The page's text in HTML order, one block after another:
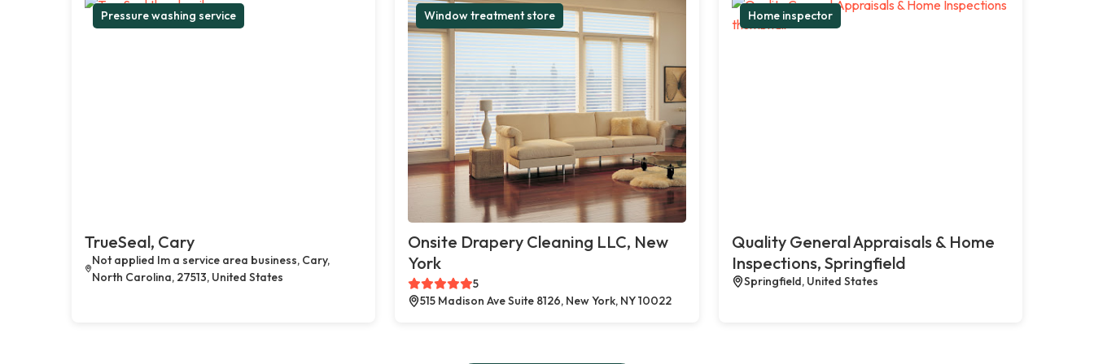
Pressure washing service
TrueSeal, Cary
Not applied Im a service area business, Cary,
North Carolina, 27513, United States
Window treatment store
Onsite Drapery Cleaning LLC, New
York
5
515 Madison Ave Suite 8126, New York, NY 10022
Home inspector
Quality General Appraisals & Home
Inspections, Springfield
Springfield, United States